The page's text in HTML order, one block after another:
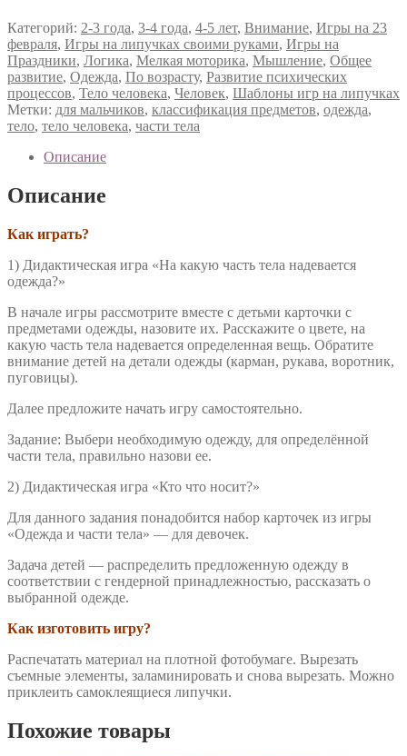
Категорий: 2-3 года, 3-4 года, 4-5 лет, Внимание, Игры на 23
февраля, Игры на липучках своими руками, Игры на
Праздники, Логика, Мелкая моторика, Мышление, Общее
развитие, Одежда, По возрасту, Развитие психических
процессов, Тело человека, Человек, Шаблоны игр на липучках
Метки: для мальчиков, классификация предметов, одежда,
тело, тело человека, части тела
Описание
Описание
Как играть?
1) Дидактическая игра «На какую часть тела надевается
одежда?»
В начале игры рассмотрите вместе с детьми карточки с
предметами одежды, назовите их. Расскажите о цвете, на
какую часть тела надевается определенная вещь. Обратите
внимание детей на детали одежды (карман, рукава, воротник,
пуговицы).
Далее предложите начать игру самостоятельно.
Задание: Выбери необходимую одежду, для определённой
части тела, правильно назови ее.
2) Дидактическая игра «Кто что носит?»
Для данного задания понадобится набор карточек из игры
«Одежда и части тела» — для девочек.
Задача детей — распределить предложенную одежду в
соответствии с гендерной принадлежностью, рассказать о
выбранной одежде.
Как изготовить игру?
Распечатать материал на плотной фотобумаге. Вырезать
съемные элементы, заламинировать и снова вырезать. Можно
приклеить самоклеящиеся липучки.
Похожие товары